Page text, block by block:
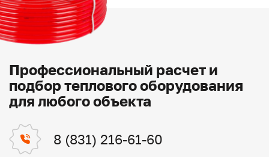
Профессиональный расчет и
подбор теплового оборудования
для любого объекта
8 (831) 216-61-60